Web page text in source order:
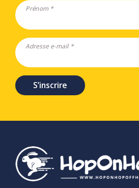
Prénom *
Adresse e-mail *
S’inscrire